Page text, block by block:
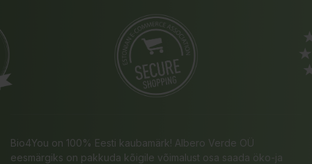
Bio4You on 100% Eesti kaubamärk! Albero Verde OÜ
eesmärgiks on pakkuda kõigile võimalust osa saada öko-ja